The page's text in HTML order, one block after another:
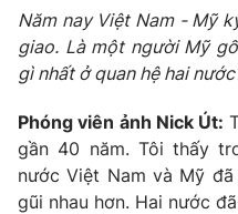
VTV4
Liên hệ tòa soạn
Năm nay Việt Nam - Mỹ
giao. Là một người Mỹ
gì nhất ở quan hệ hai
Phóng viên ảnh Nick Út:
gần 40 năm. Tôi thấy
nước Việt Nam và Mỹ
gũi nhau hơn. Hai nước